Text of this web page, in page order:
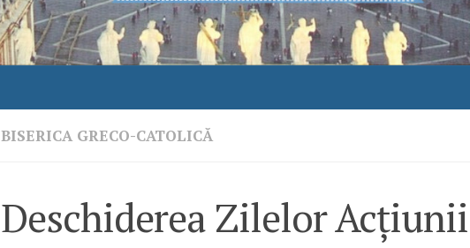
BISERICA GRECO-CATOLICĂ
Deschiderea Zilelor Acţiunii